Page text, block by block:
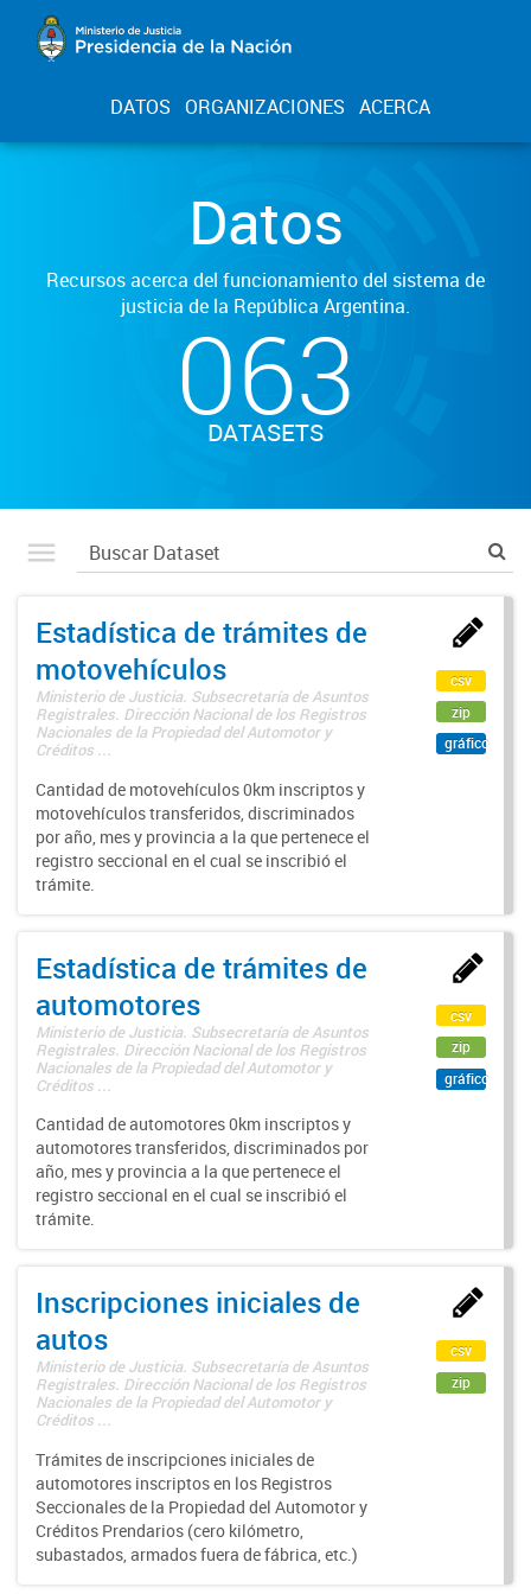
DATOS ORGANIZACIONES ACERCA
Datos
Recursos acerca del funcionamiento del sistema de
justicia de la República Argentina.
063
DATASETS
Estadística de trámites de
motovehículos
Ministerio de Justicia. Subsecretaría de Asuntos
Registrales. Dirección Nacional de los Registros
Nacionales de la Propiedad del Automotor y
Créditos ...
Cantidad de motovehículos 0km inscriptos y
motovehículos transferidos, discriminados
por año, mes y provincia a la que pertenece el
registro seccional en el cual se inscribió el
trámite.
csv
zip
gráfico
Estadística de trámites de
automotores
Ministerio de Justicia. Subsecretaría de Asuntos
Registrales. Dirección Nacional de los Registros
Nacionales de la Propiedad del Automotor y
Créditos ...
Cantidad de automotores 0km inscriptos y
automotores transferidos, discriminados por
año, mes y provincia a la que pertenece el
registro seccional en el cual se inscribió el
trámite.
csv
zip
gráfico
Inscripciones iniciales de
autos
Ministerio de Justicia. Subsecretaría de Asuntos
Registrales. Dirección Nacional de los Registros
Nacionales de la Propiedad del Automotor y
Créditos ...
Trámites de inscripciones iniciales de
automotores inscriptos en los Registros
Seccionales de la Propiedad del Automotor y
Créditos Prendarios (cero kilómetro,
subastados, armados fuera de fábrica, etc.)
csv
zip